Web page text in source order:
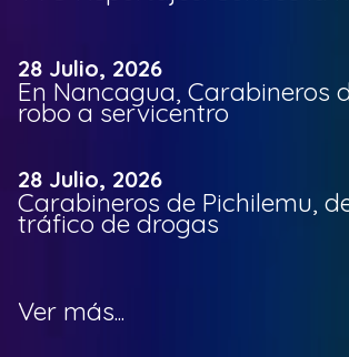
28 Julio, 2026
En Nancagua, Carabineros
robo a servicentro
28 Julio, 2026
Carabineros de Pichilemu,
tráfico de drogas
Ver más...